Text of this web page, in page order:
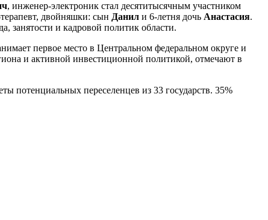
, инженер-электроник стал десятитысячным участником
терапевт, двойняшки: сын Данил и 6-летня дочь Анастасия.
занятости и кадровой политик области.
первое место в Центральном федеральном округе и
и активной инвестиционной политикой, отмечают в
потенциальных переселенцев из 33 государств. 35%